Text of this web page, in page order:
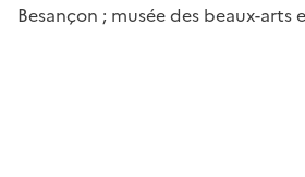
Besançon ; musée des beaux-arts